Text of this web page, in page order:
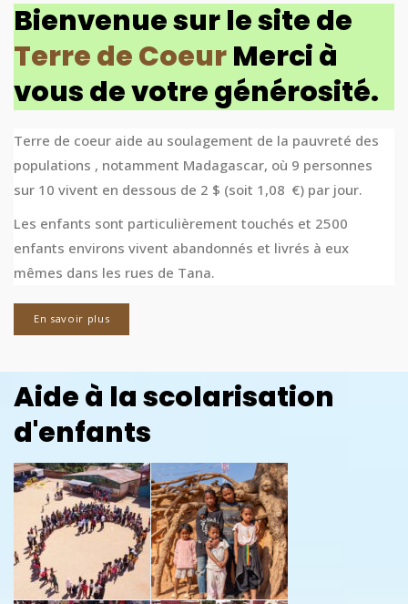
Bienvenue sur le site de
Terre de CoeurMerci à
vous de votre générosité.
Terre de coeur aide au soulagement de la pauvreté des
populations , notamment Madagascar, où 9 personnes
sur 10 vivent en dessous de 2 $ (soit 1,08 €) par jour.
Les enfants sont particulièrement touchés et 2500
enfants environs vivent abandonnés et livrés à eux
mêmes dans les rues de Tana.
En savoir plus
Aide à la scolarisation
d'enfants